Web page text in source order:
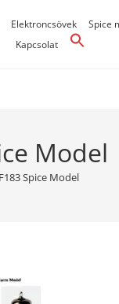
Elektroncsövek Spice
Kapcsolat
Model
Spice Model